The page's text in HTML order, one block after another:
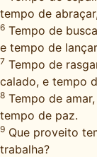
tempo de
6 Tempo de
e tempo de
7 Tempo de
calado, e tempo
8 Tempo de
tempo de paz.
9 Que proveito
trabalha?